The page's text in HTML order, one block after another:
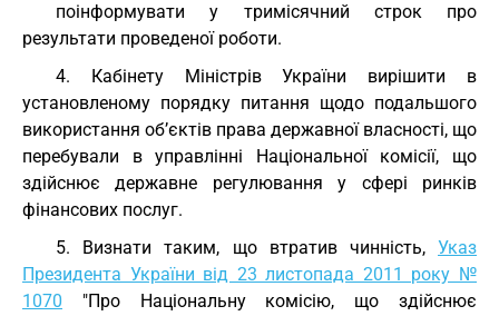
поінформувати у тримісячний строк про
результати проведеної роботи.
4. Кабінету Міністрів України вирішити в
установленому порядку питання щодо подальшого
використання об’єктів права державної власності, що
перебували в управлінні Національної комісії, що
здійснює державне регулювання у сфері ринків
фінансових послуг.
5. Визнати таким, що втратив чинність, Указ
Президента України від 23 листопада 2011 року №
1070 "Про Національну комісію, що здійснює